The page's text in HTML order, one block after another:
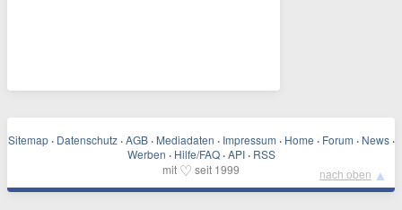
Sitemap · Datenschutz · AGB · Mediadaten · Impressum · Home · Forum · News ·
Werben · Hilfe/FAQ · API · RSS
mit ♡ seit 1999 nach oben ▲